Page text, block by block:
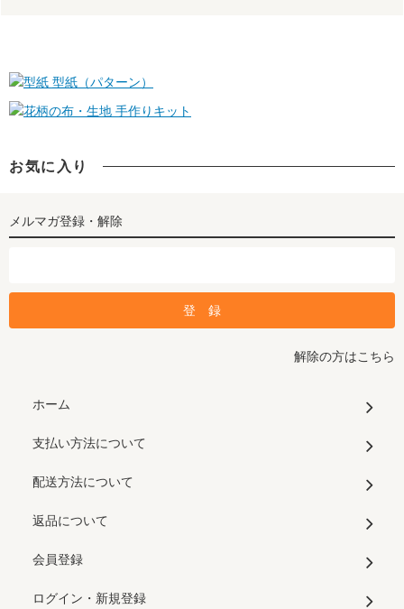
型紙（パターン）
手作りキット
お気に入り
メルマガ登録・解除
解除の方はこちら
ホーム
支払い方法について
配送方法について
返品について
会員登録
ログイン・新規登録